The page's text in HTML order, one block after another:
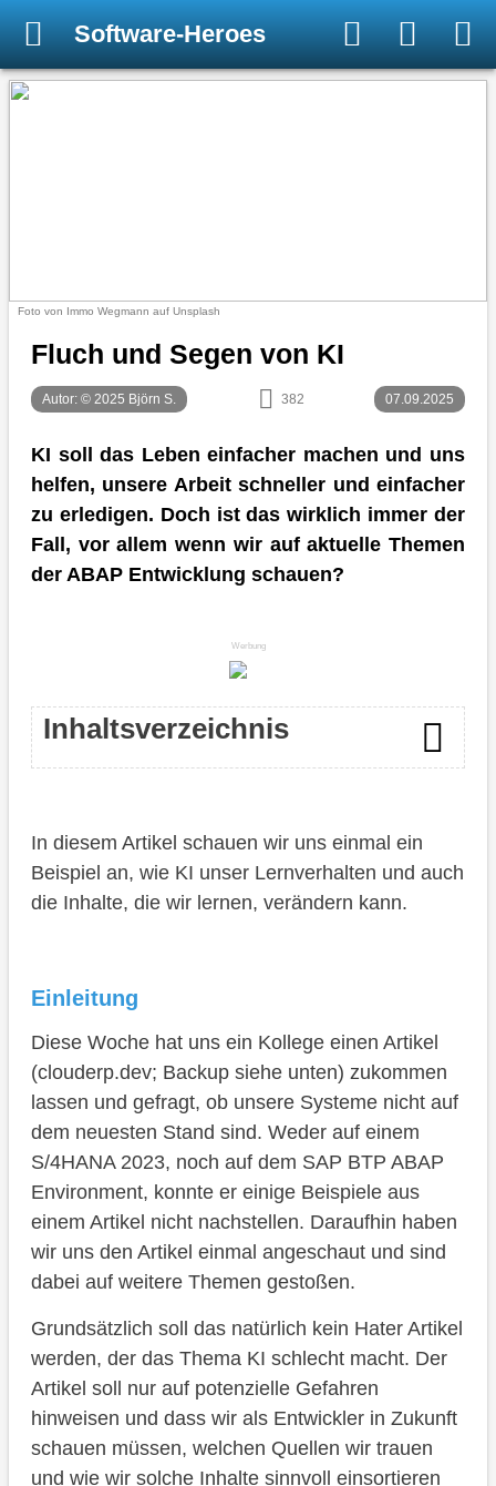
Software-Heroes
Foto von Immo Wegmann auf Unsplash
Fluch und Segen von KI
Autor: © 2025 Björn S. 382 07.09.2025
KI soll das Leben einfacher machen und uns
helfen, unsere Arbeit schneller und einfacher
zu erledigen. Doch ist das wirklich immer der
Fall, vor allem wenn wir auf aktuelle Themen
der ABAP Entwicklung schauen?
Werbung
Inhaltsverzeichnis
Artikel
Blog
Fazit
In diesem Artikel schauen wir uns einmal ein
Beispiel an, wie KI unser Lernverhalten und auch
die Inhalte, die wir lernen, verändern kann.
Einleitung
Diese Woche hat uns ein Kollege einen Artikel
(clouderp.dev; Backup siehe unten) zukommen
lassen und gefragt, ob unsere Systeme nicht auf
dem neuesten Stand sind. Weder auf einem
S/4HANA 2023, noch auf dem SAP BTP ABAP
Environment, konnte er einige Beispiele aus
einem Artikel nicht nachstellen. Daraufhin haben
wir uns den Artikel einmal angeschaut und sind
dabei auf weitere Themen gestoßen.
Grundsätzlich soll das natürlich kein Hater Artikel
werden, der das Thema KI schlecht macht. Der
Artikel soll nur auf potenzielle Gefahren
hinweisen und dass wir als Entwickler in Zukunft
schauen müssen, welchen Quellen wir trauen
und wie wir solche Inhalte sinnvoll einsortieren